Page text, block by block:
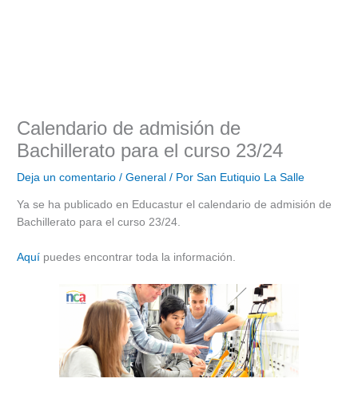
Calendario de admisión de
Bachillerato para el curso 23/24
Deja un comentario /General / PorSan Eutiquio La Salle
Ya se ha publicado en Educastur el calendario de admisión de
Bachillerato para el curso 23/24.
Aquí puedes encontrar toda la información.